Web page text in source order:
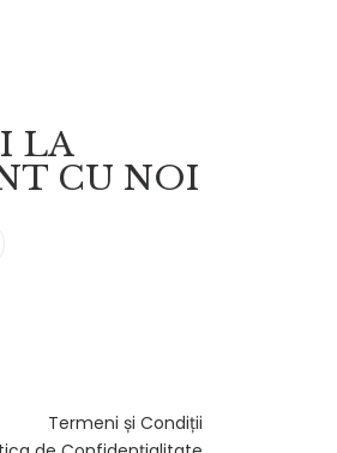
LA
CU NOI
Termeni și Condiții